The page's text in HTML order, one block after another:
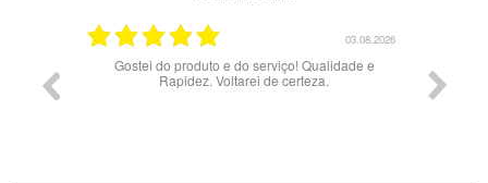
28.07.2026
Bons óculos.